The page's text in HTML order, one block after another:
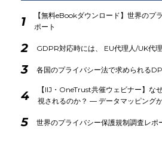
1
【無料eBookダウンロード】世界のプ
ポート
2 GDPR対応時には、 EU代理人/UK代
3 各国のプライバシー法で求められる
4
【IIJ・OneTrust共催ウェビナー】な
視されるのか？ ― データマッピング
5 世界のプライバシー保護規制調査レポ